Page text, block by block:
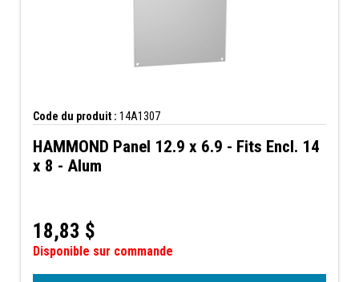
Code du produit : 14A1307
HAMMOND Panel 12.9 x 6.9 - Fits Encl. 14
x 8 - Alum
18,83 $
Disponible sur commande